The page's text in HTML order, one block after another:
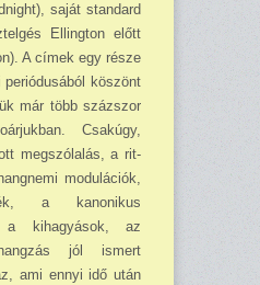
saját standard
Ellington előtt
A címek egy része
köszönt
már több százszor
Csakúgy,
megszólalás, a rit­
modulációk,
a kanonikus
a kiha­gyások, az
jól ismert
ami ennyi idő után